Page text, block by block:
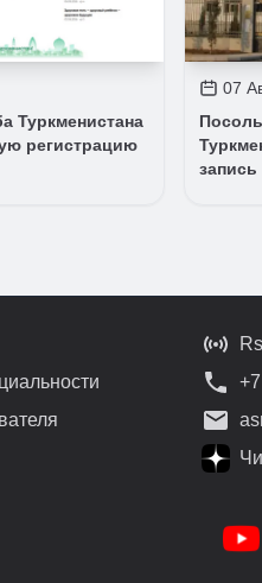
Туркменистана
регистрацию
07
запись